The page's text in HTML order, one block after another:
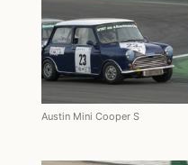
Austin Mini Cooper S